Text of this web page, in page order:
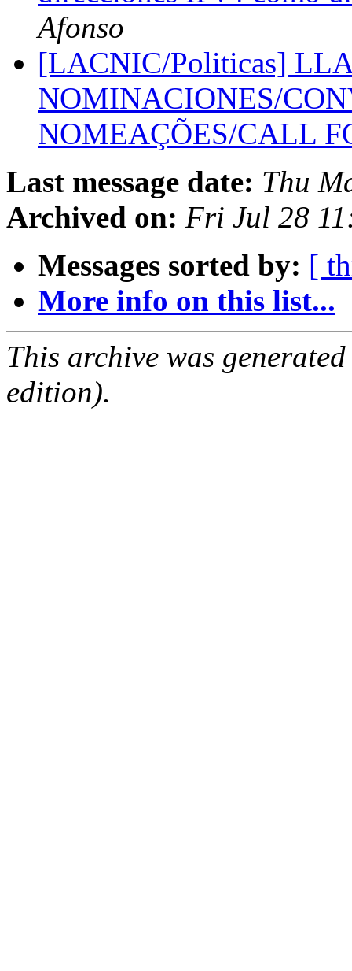
Afonso
[LACNIC/Politicas]
NOMINACIONES/
NOMEAÇÕES/CALL
Last message date: Thu
Archived on: Fri Jul 28
Messages sorted by: [
More info on this list...
This archive was
edition).